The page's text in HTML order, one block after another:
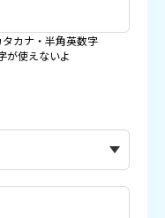
カナ・半角英数字
が使えないよ